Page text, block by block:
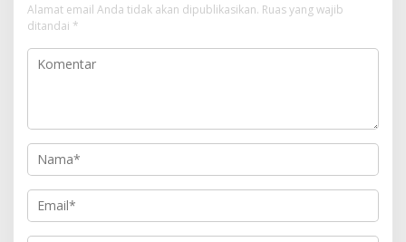
Alamat email Anda tidak akan dipublikasikan. Ruas yang wajib
ditandai *